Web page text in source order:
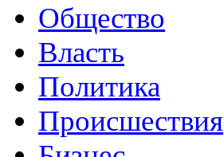
Общество
Власть
Политика
Происшествия